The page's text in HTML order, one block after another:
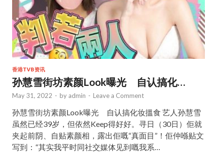
香港TVB资讯
孙慧雪街坊素颜Look曝光 自认搞化…
May 31, 2022 - by admin - Leave a Comment
孙慧雪街坊素颜Look曝光 自认搞化妆搵食 艺人孙慧雪
虽然已经39岁，但依然Keep得好好。寻日（30日）佢就
夹起前阴、自贴素颜相，露出佢嘅“真面目”！佢仲喺贴文
写到：“其实我平时同社交媒体见到嘅我系…